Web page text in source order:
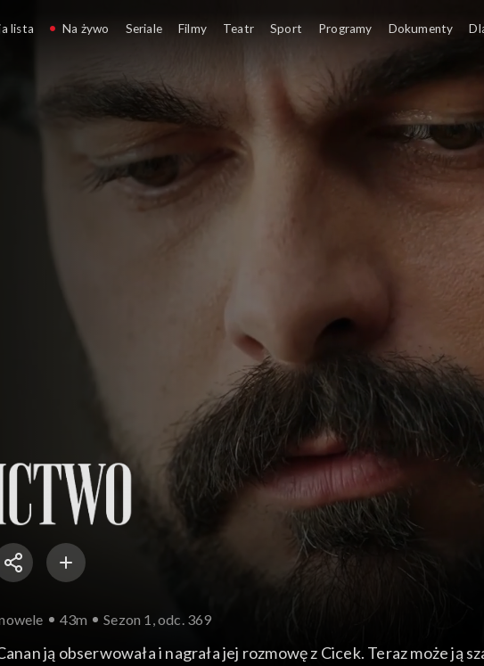
43m Sezon 1, odc. 369
ją obserwowała i nagrała jej rozmowę z Cicek. Teraz może ją
lista Na żywo Seriale Filmy Teatr Sport Programy Dokumenty